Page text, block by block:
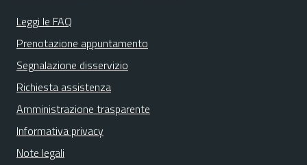
Leggi le FAQ
Prenotazione appuntamento
Segnalazione disservizio
Richiesta assistenza
Amministrazione trasparente
Informativa privacy
Note legali